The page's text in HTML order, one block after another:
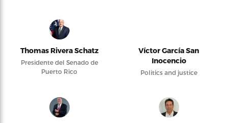
Thomas Rivera Schatz
Presidente del Senado de
Puerto Rico
Víctor García San
Inocencio
Politics and justice